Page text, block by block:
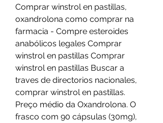
Comprar winstrol en pastillas,
oxandrolona como comprar na
farmacia - Compre esteroides
anabólicos legales Comprar
winstrol en pastillas Comprar
winstrol en pastillas Buscar a
traves de directorios nacionales,
comprar winstrol en pastillas.
Preço médio da Oxandrolona. O
frasco com 90 cápsulas (30mg),